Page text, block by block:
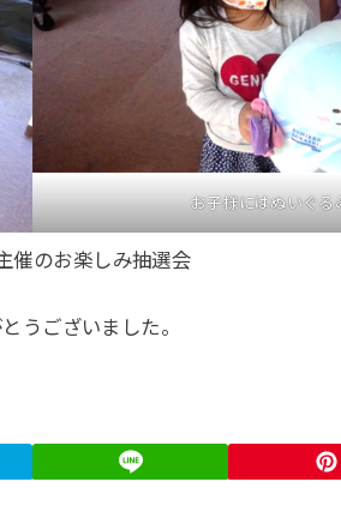
お子様にはぬいぐる
のお楽しみ抽選会
うございました。